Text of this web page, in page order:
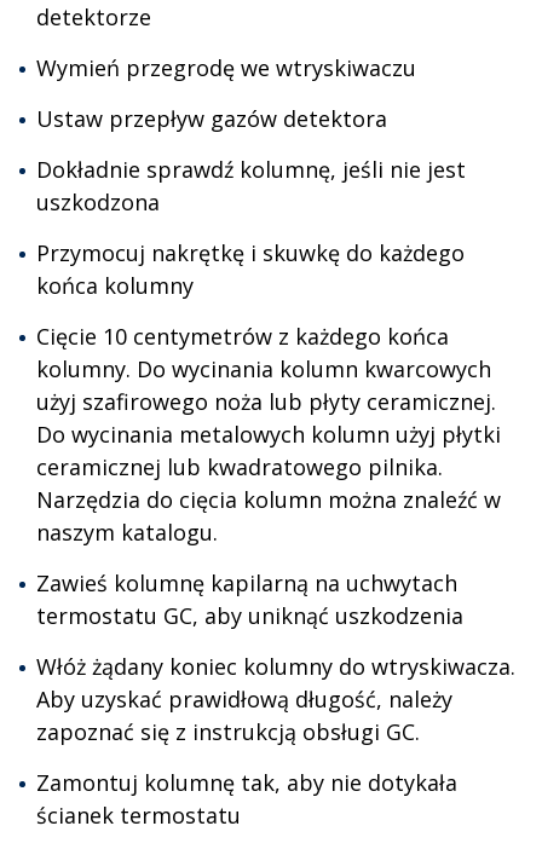
detektorze
Wymień przegrodę we wtryskiwaczu
Ustaw przepływ gazów detektora
Dokładnie sprawdź kolumnę, jeśli nie jest
uszkodzona
Przymocuj nakrętkę i skuwkę do każdego
końca kolumny
Cięcie 10 centymetrów z każdego końca
kolumny. Do wycinania kolumn kwarcowych
użyj szafirowego noża lub płyty ceramicznej.
Do wycinania metalowych kolumn użyj płytki
ceramicznej lub kwadratowego pilnika.
Narzędzia do cięcia kolumn można znaleźć w
naszym katalogu.
Zawieś kolumnę kapilarną na uchwytach
termostatu GC, aby uniknąć uszkodzenia
Włóż żądany koniec kolumny do wtryskiwacza.
Aby uzyskać prawidłową długość, należy
zapoznać się z instrukcją obsługi GC.
Zamontuj kolumnę tak, aby nie dotykała
ścianek termostatu